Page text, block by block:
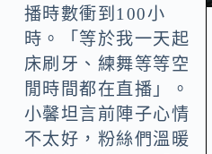
播時數衝到100小
時。「等於我一天起
床刷牙、練舞等等空
閒時間都在直播」。
小馨坦言前陣子心情
不太好，粉絲們溫暖